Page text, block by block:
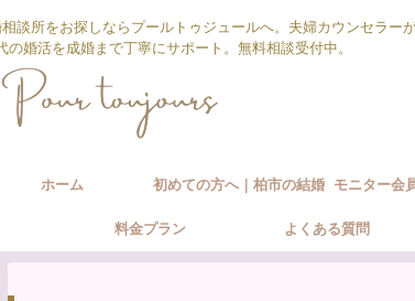
談所をお探しならプールトゥジュールへ。夫婦カウンセラー
の婚活を成婚まで丁寧にサポート。無料相談受付中。
ホーム 初めての方へ｜柏市の結婚
相談所の婚活サポート方針
モニター会
料金プラン よくある質問